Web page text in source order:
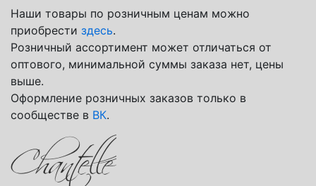
Наши товары по розничным ценам можно
приобрести здесь.
Розничный ассортимент может отличаться от
оптового, минимальной суммы заказа нет, цены
выше.
Оформление розничных заказов только в
сообществе в ВК.